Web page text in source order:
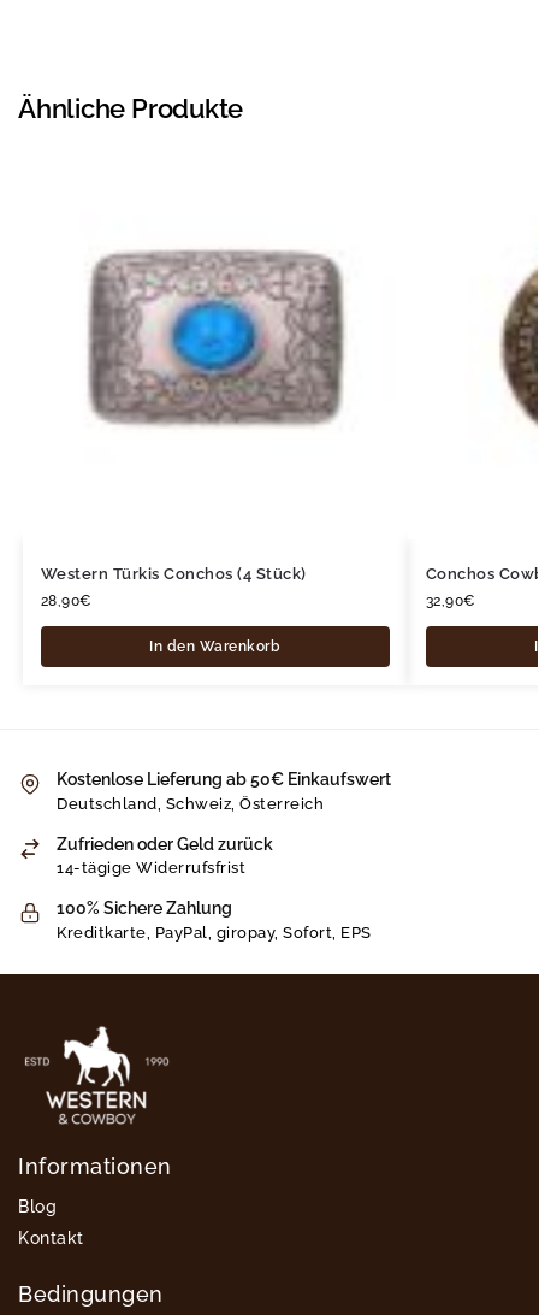
Ähnliche Produkte
Western Türkis Conchos (4 Stück)
28,90€
In den Warenkorb
Conchos
32,90€
Kostenlose Lieferung ab 50€ Einkaufswert
Deutschland, Schweiz, Österreich
Zufrieden oder Geld zurück
14-tägige Widerrufsfrist
100% Sichere Zahlung
Kreditkarte, PayPal, giropay, Sofort, EPS
Informationen
Blog
Kontakt
Bedingungen